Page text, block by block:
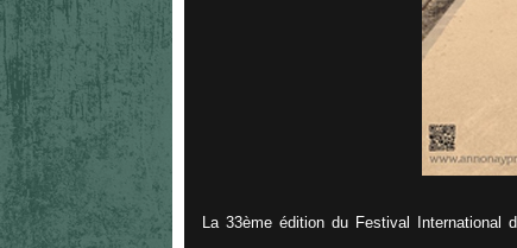
La 33ème édition du Festival International